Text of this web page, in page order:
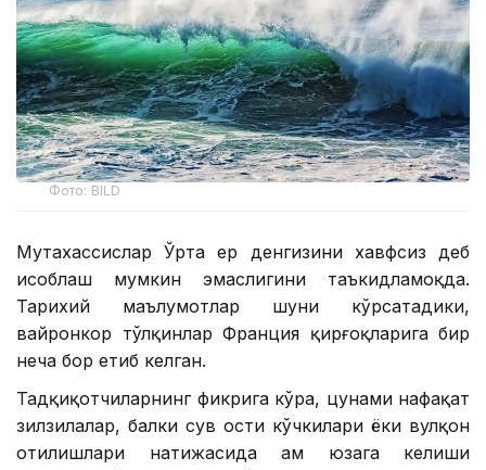
Фото: BILD
Мутахассислар Ўрта ер денгизини хавфсиз деб
ҳисоблаш мумкин эмаслигини таъкидламоқда.
Тарихий маълумотлар шуни кўрсатадики,
вайронкор тўлқинлар Франция қирғоқларига бир
неча бор етиб келган.
Тадқиқотчиларнинг фикрига кўра, цунами нафақат
зилзилалар, балки сув ости кўчкилари ёки вулқон
отилишлари натижасида ҳам юзага келиши